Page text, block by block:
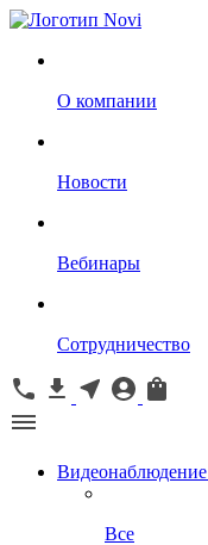
О компании
Новости
Вебинары
Сотрудничество
Видеонаблюдение
Все